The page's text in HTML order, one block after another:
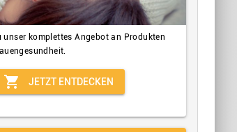
unser komplettes Angebot an Produkten
shopping_cart JETZT ENTDECKEN